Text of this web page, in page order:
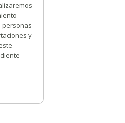
personas
y